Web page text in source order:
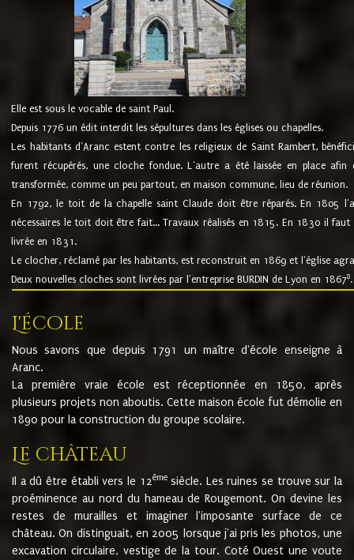
Elle est sous le vocable de saint Paul.
Depuis 1776 un édit interdit les sépultures dans les églises ou chapelles.
Les habitants d'Aranc estent contre les religieux de Saint Rambert,
furent récupérés, une cloche fondue. L'autre a été laissée en place
transformée, comme un peu partout, en maison commune, lieu de réunion.
En 1792, le toit de la chapelle saint Claude doit être réparés. En 1805
nécessaires le toit doit être fait... Travaux réalisés en 1815. En 1830 il
livrée en 1831.
Le clocher, réclamé par les habitants, est reconstruit en 1869 et l'église
Deux nouvelles cloches sont livrées par l'entreprise BURDIN de Lyon en 18678.
L'école
Nous savons que depuis 1791 un maître d'école enseigne à
Aranc.
La première vraie école est réceptionnée en 1850, après
plusieurs projets non aboutis. Cette maison école fut démolie en
1890 pour la construction du groupe scolaire.
Le château
Il a dû être établi vers le 12èmesiècle. Les ruines se trouve sur la
proéminence au nord du hameau de Rougemont. On devine les
restes de murailles et imaginer l'imposante surface de ce
château. On distinguait, en 2005 lorsque j'ai pris les photos, une
excavation circulaire, vestige de la tour. Coté Ouest une voute